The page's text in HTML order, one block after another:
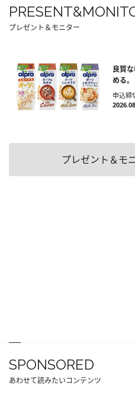
プレゼント＆モニター
良質
める
申込締
プレゼント＆モ
SPONSORED
あわせて読みたいコンテンツ